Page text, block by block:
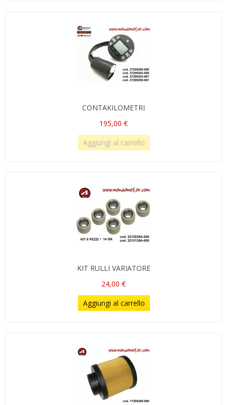
CONTAKILOMETRI
195,00 €
Aggiungi al carrello
KIT RULLI VARIATORE
24,00 €
Aggiungi al carrello